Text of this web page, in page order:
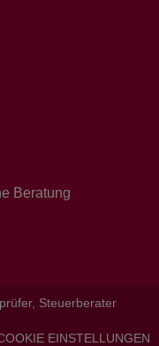
Beratung
Steuerberater
EINSTELLUNGEN